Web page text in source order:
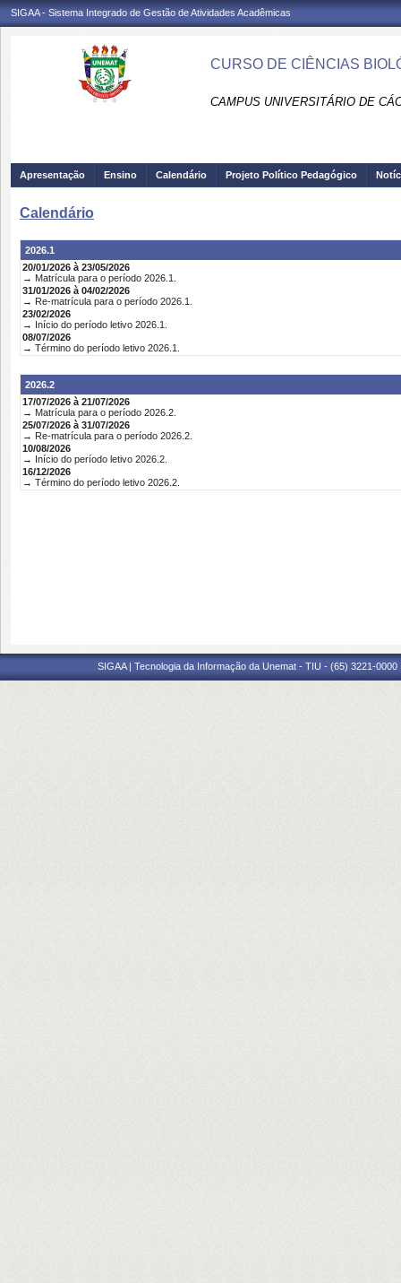
SIGAA - Sistema Integrado de Gestão de Atividades Acadêmicas
CURSO DE CIÊNCIAS
CAMPUS UNIVERSITÁRIO DE
Apresentação Ensino Calendário Projeto Político Pedagógico
Calendário
2026.1
20/01/2026 à 23/05/2026
→ Matrícula para o período 2026.1.
31/01/2026 à 04/02/2026
→ Re-matrícula para o período 2026.1.
23/02/2026
→ Início do período letivo 2026.1.
08/07/2026
→ Término do período letivo 2026.1.
2026.2
17/07/2026 à 21/07/2026
→ Matrícula para o período 2026.2.
25/07/2026 à 31/07/2026
→ Re-matrícula para o período 2026.2.
10/08/2026
→ Início do período letivo 2026.2.
16/12/2026
→ Término do período letivo 2026.2.
SIGAA | Tecnologia da Informação da Unemat - TIU - (65) 3221-